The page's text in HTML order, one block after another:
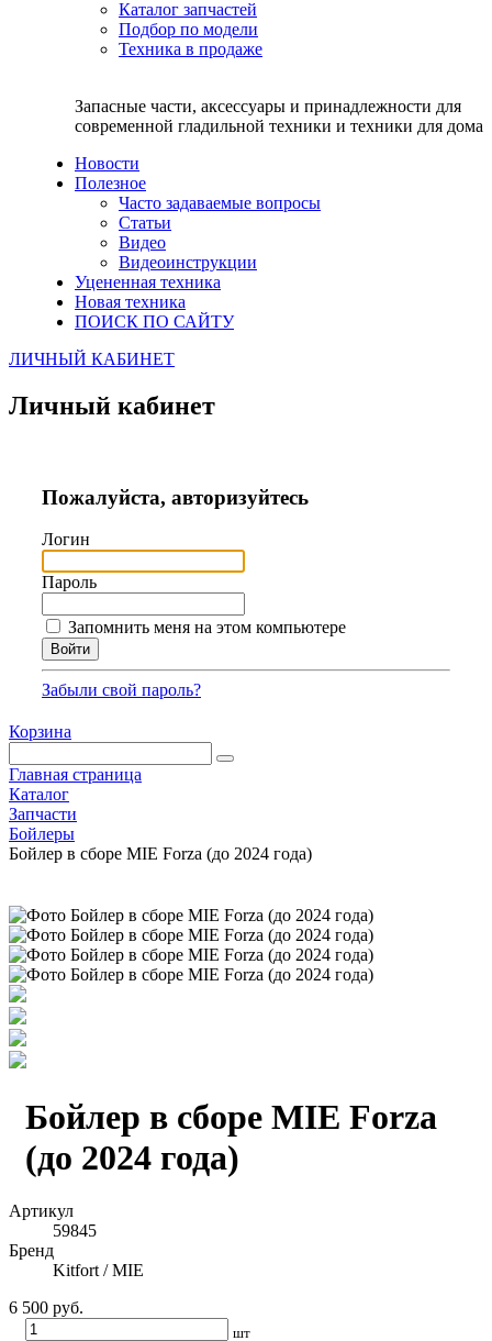
Каталог запчастей
Подбор по модели
Техника в продаже
Запасные части, аксессуары и принадлежности для
современной гладильной техники и техники для дома
Новости
Полезное
Часто задаваемые вопросы
Статьи
Видео
Видеоинструкции
Уцененная техника
Новая техника
ПОИСК ПО САЙТУ
ЛИЧНЫЙ КАБИНЕТ
Личный кабинет
Пожалуйста, авторизуйтесь
Логин
Пароль
Запомнить меня на этом компьютере
Забыли свой пароль?
Корзина
Главная страница
Каталог
Запчасти
Бойлеры
Бойлер в сборе MIE Forza (до 2024 года)
Бойлер в сборе MIE Forza
(до 2024 года)
Артикул
59845
Бренд
Kitfort / MIE
6 500 руб.
шт